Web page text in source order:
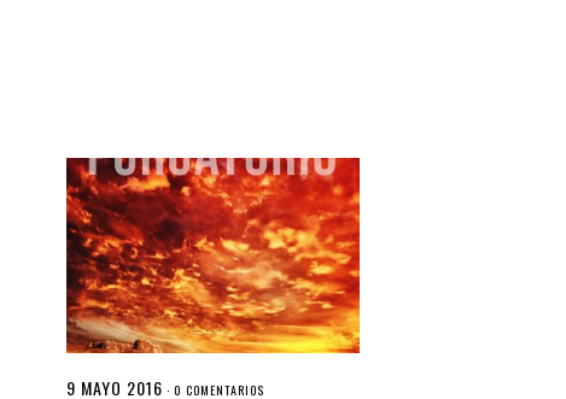
9 MAYO 2016 ·0 COMENTARIOS